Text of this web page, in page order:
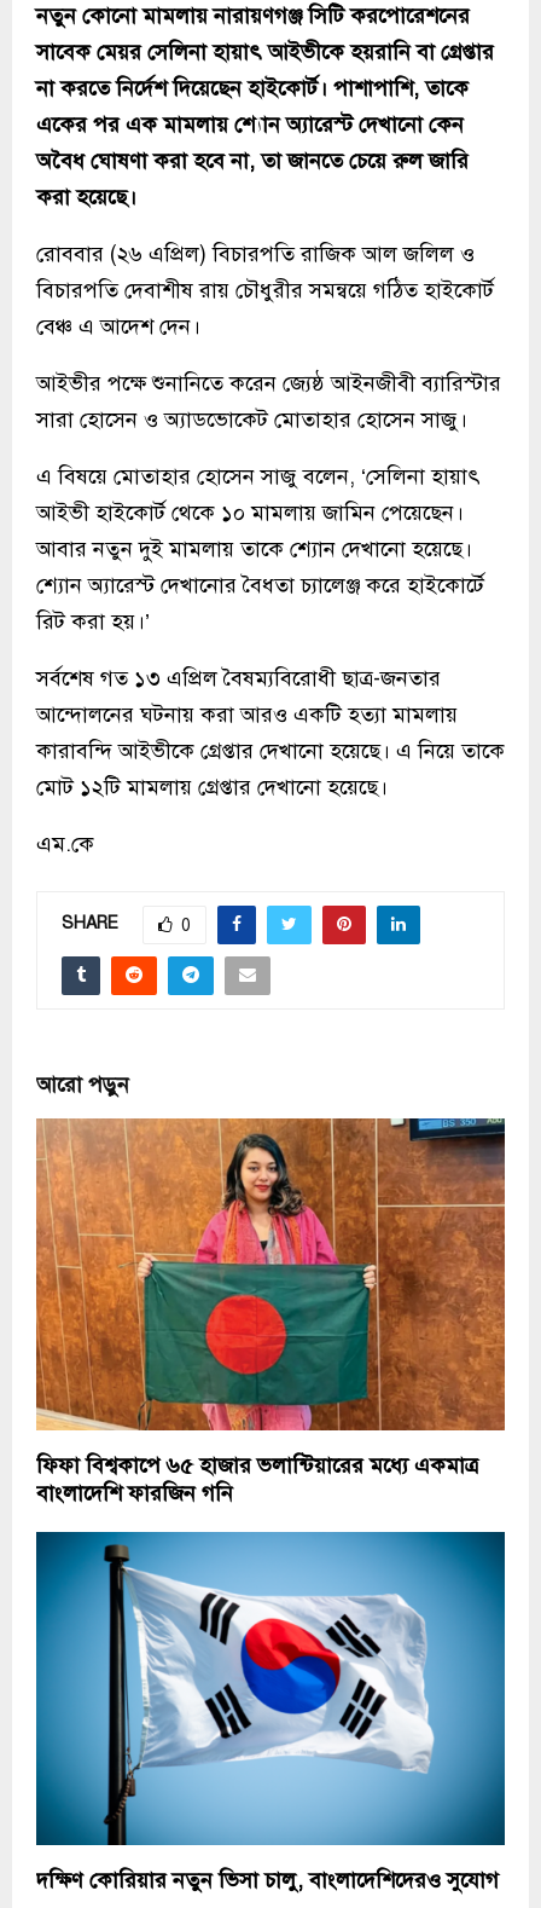
নতুন কোনো মামলায় নারায়ণগঞ্জ সিটি করপোরেশনের
সাবেক মেয়র সেলিনা হায়াৎ আইভীকে হয়রানি বা গ্রেপ্তার
না করতে নির্দেশ দিয়েছেন হাইকোর্ট। পাশাপাশি, তাকে
একের পর এক মামলায় শ্যোন অ্যারেস্ট দেখানো কেন
অবৈধ ঘোষণা করা হবে না, তা জানতে চেয়ে রুল জারি
করা হয়েছে।
রোববার (২৬ এপ্রিল) বিচারপতি রাজিক আল জলিল ও
বিচারপতি দেবাশীষ রায় চৌধুরীর সমন্বয়ে গঠিত হাইকোর্ট
বেঞ্চ এ আদেশ দেন।
আইভীর পক্ষে শুনানিতে করেন জ্যেষ্ঠ আইনজীবী ব্যারিস্টার
সারা হোসেন ও অ্যাডভোকেট মোতাহার হোসেন সাজু।
এ বিষয়ে মোতাহার হোসেন সাজু বলেন, ‘সেলিনা হায়াৎ
আইভী হাইকোর্ট থেকে ১০ মামলায় জামিন পেয়েছেন।
আবার নতুন দুই মামলায় তাকে শ্যোন দেখানো হয়েছে।
শ্যোন অ্যারেস্ট দেখানোর বৈধতা চ্যালেঞ্জ করে হাইকোর্টে
রিট করা হয়।’
সর্বশেষ গত ১৩ এপ্রিল বৈষম্যবিরোধী ছাত্র-জনতার
আন্দোলনের ঘটনায় করা আরও একটি হত্যা মামলায়
কারাবন্দি আইভীকে গ্রেপ্তার দেখানো হয়েছে। এ নিয়ে তাকে
মোট ১২টি মামলায় গ্রেপ্তার দেখানো হয়েছে।
এম.কে
SHARE 0
আরো পড়ুন
ফিফা বিশ্বকাপে ৬৫ হাজার ভলান্টিয়ারের মধ্যে একমাত্র
বাংলাদেশি ফারজিন গনি
দক্ষিণ কোরিয়ার নতুন ভিসা চালু, বাংলাদেশিদেরও সুযোগ